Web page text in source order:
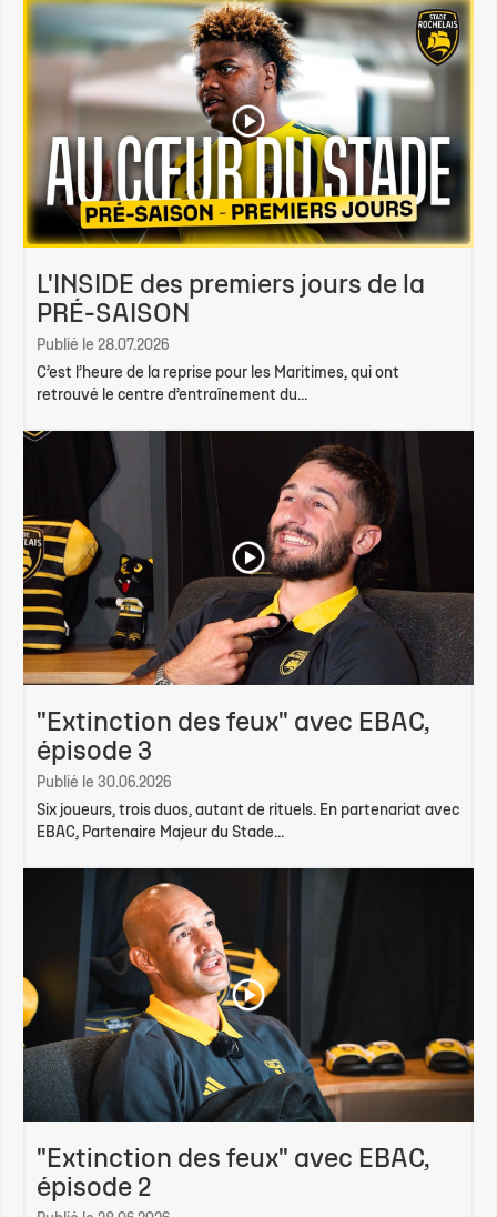
L'INSIDE des premiers jours de la
PRÉ-SAISON
Publié le 28.07.2026
C’est l’heure de la reprise pour les Maritimes, qui ont
retrouvé le centre d’entraînement du...
"Extinction des feux" avec EBAC,
épisode 3
Publié le 30.06.2026
Six joueurs, trois duos, autant de rituels. En partenariat avec
EBAC, Partenaire Majeur du Stade...
"Extinction des feux" avec EBAC,
épisode 2